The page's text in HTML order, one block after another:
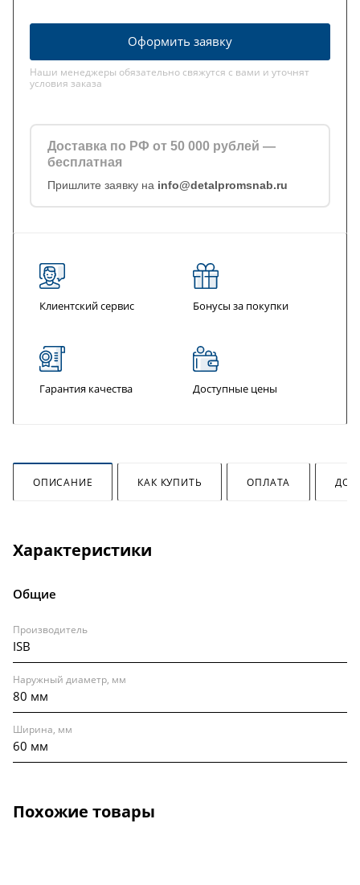
Оформить заявку
Наши менеджеры обязательно свяжутся с вами и уточнят
условия заказа
Доставка по РФ от 50 000 рублей —
бесплатная
Пришлите заявку на info@detalpromsnab.ru
Клиентский сервис Бонусы за покупки
Гарантия качества Доступные цены
ОПИСАНИЕ КАК КУПИТЬ ОПЛАТА
Характеристики
Общие
Производитель
ISB
Наружный диаметр, мм
80 мм
Ширина, мм
60 мм
Похожие товары